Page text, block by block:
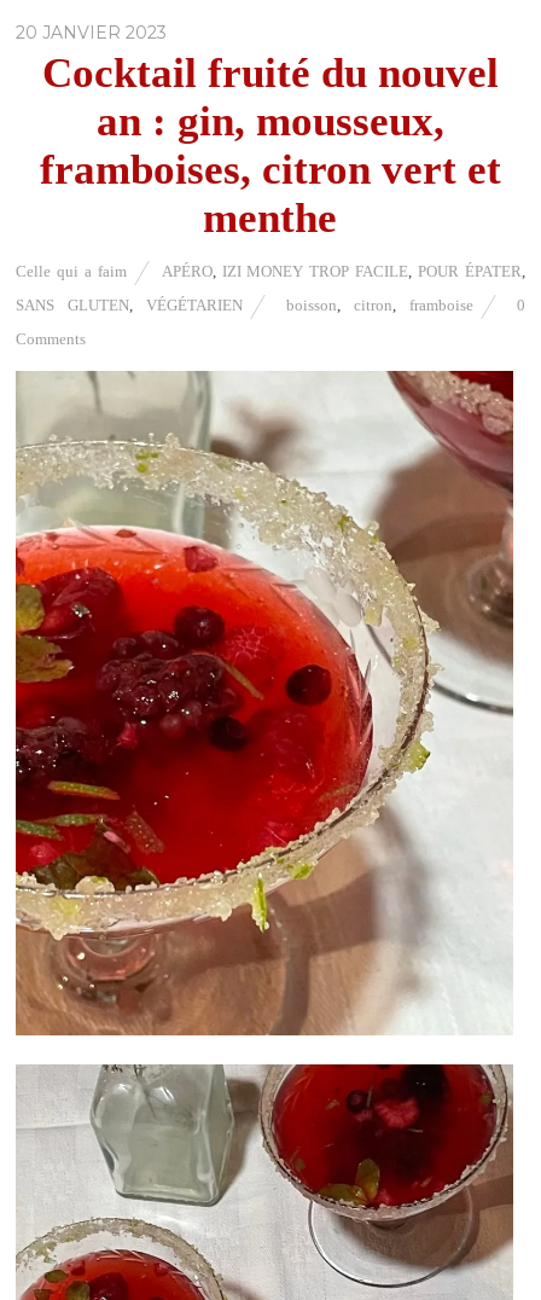
20 JANVIER 2023
Cocktail fruité du nouvel
an : gin, mousseux,
framboises, citron vert et
menthe
Celle qui a faim APÉRO, IZI MONEY TROP FACILE, POUR ÉPATER
SANS GLUTEN ,VÉGÉTARIEN boisson citron framboise
0
Comments